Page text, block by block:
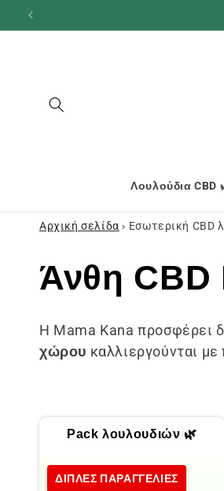
προχωρήστε
στο
Λουλούδια CBD
Αρχική σελίδα › Εσωτερική CBD
Σ
υ
λ
Άνθη CBD
Η Mama Kana προσφέρει
χώρου καλλιεργούνται
Pack λουλουδιών 🌿
ΔΙΠΛΕΣ ΠΑΡΑΓΓΕΛΙΕΣ